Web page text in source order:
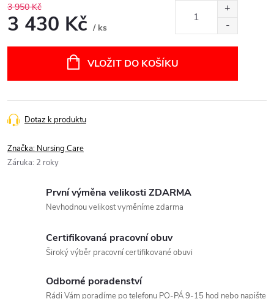
3 950 Kč
3 430 Kč / ks
VLOŽIT DO KOŠÍKU
Dotaz k produktu
Značka: Nursing Care
Záruka: 2 roky
První výměna velikosti ZDARMA
Nevhodnou velikost vyměníme zdarma
Certifikovaná pracovní obuv
Široký výběr pracovní certifikované obuvi
Odborné poradenství
Rádi Vám poradíme po telefonu PO-PÁ 9-15 hod nebo napište